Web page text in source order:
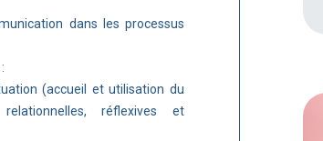
dans les processus
(accueil et utilisation du
réflexives et